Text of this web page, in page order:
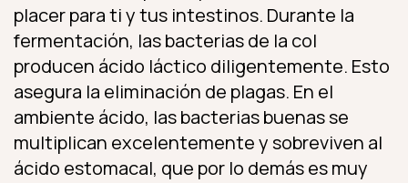
placer para ti y tus intestinos. Durante la
fermentación, las bacterias de la col
producen ácido láctico diligentemente. Esto
asegura la eliminación de plagas. En el
ambiente ácido, las bacterias buenas se
multiplican excelentemente y sobreviven al
ácido estomacal, que por lo demás es muy